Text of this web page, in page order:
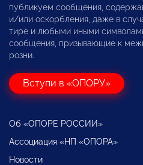
публикуем сообщения,
и/или оскорбления, даже в
тире и любыми иными
сообщения, призывающие к
розни.
Вступи в «ОПОРУ»
Об «ОПОРЕ РОССИИ»
Ассоциация «НП «ОПОРА»
Новости